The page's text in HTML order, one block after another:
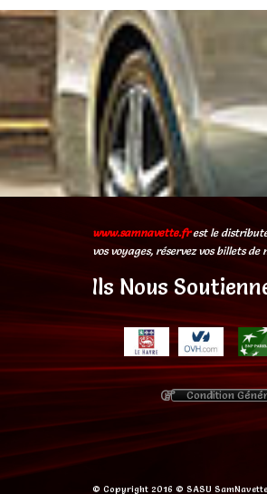
www.samnavette.frest le
vos voyages, réservez vos billets
Ils Nous
Condition
© Copyright 2016 © SASU